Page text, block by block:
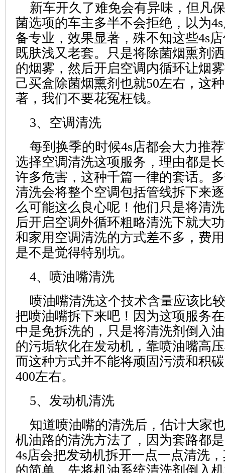
新车开久了难免会有异味，但凡
菌选项的车主多半不会拒绝，以为
备专业，效果显著，殊不知这些4s
既肤浅又老套。只是将除菌烟熏剂
的烟雾，然后开启空调内循环让烟
己买盒除菌烟熏剂也就50左右，这
著，我们不要花冤枉钱。
3、空调清洗
每到换季的时候4s店都会大力推
选择空调清洗这项服务，理由都是
许多危害，这种千篇一律的套话。
清洗会将整个空调包括管线拆下来
么可能这么良心呢！他们只是将清
后开启空调外循环粗略清洗下就大
和家用空调清洗的方式差不多，费
是不是觉得特别坑。
4、喷油嘴清洗
喷油嘴清洗这个技术含量应该比
把喷油嘴拆下来吧！因为这项服务
中是免拆洗的，只是将清洗剂倒入
的污垢软化在发动机，靠喷油嘴高
而这种方式并不能将顽固污渍和积
400左右。
5、发动机清洗
知道喷油嘴的清洗后，估计大家
机油路的清洗方法了，因为套路都
4s店会把发动机拆开一点一点清洗